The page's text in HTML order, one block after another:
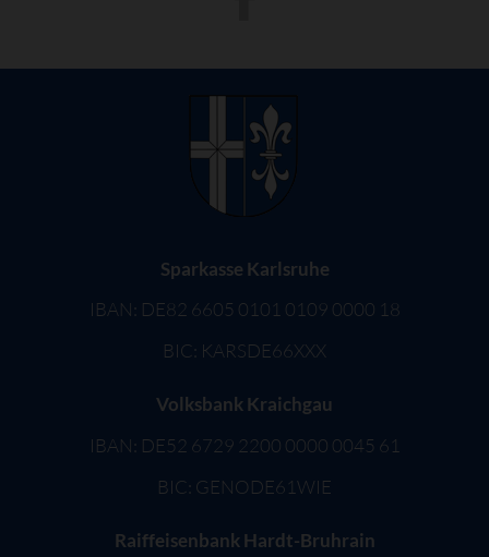
Sparkasse Karlsruhe
IBAN: DE82 6605 0101 0109 0000 18
BIC: KARSDE66XXX
Volksbank Kraichgau
IBAN: DE52 6729 2200 0000 0045 61
BIC: GENODE61WIE
Raiffeisenbank Hardt-Bruhrain